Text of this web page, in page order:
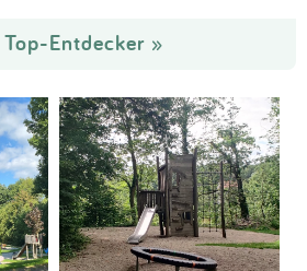
Entdecker »